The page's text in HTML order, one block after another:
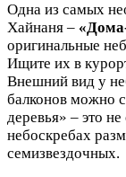
Одна из самых
Хайнаня –
оригинальные
Ищите их в
Внешний вид у
балконов можно
деревья» – это
небоскребах
семизвездочных.